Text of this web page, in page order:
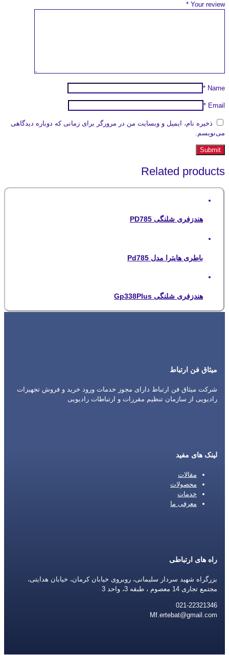
Your review
*
Name
*
Email
*
ذخیره نام، ایمیل و وبسایت من در مرورگر برای زمانی که دوباره دیدگاهی
می‌نویسم.
Related products
هندزفری شلنگی PD785
باطری هایترا مدل Pd785
هندزفری شلنگی Gp338Plus
میثاق فن ارتباط
شرکت میثاق فن ارتباط دارای مجوز خدمات ورود خرید و فروش تجهیزات
رادیویی از سازمان تنظیم مقررات و ارتباطات رادیویی
لینک های مفید
مقالات
محصولات
خدمات
معرفی ما
راه های ارتباطی
بزرگراه شهید سردار سلیمانی، روبروی خیابان کرمان، خیابان هدایتی،
مجتمع تجاری 14 معصوم ، طبقه 3، واحد 3
021-22321346
Mf.ertebat@gmail.com